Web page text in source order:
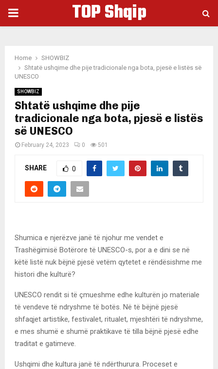
PRIMARY
TOP Shqip
Home
SHOWBIZ
Shtatë ushqime dhe pije tradicionale nga bota, pjesë e listës së
UNESCO
SHOWBIZ
Shtatë ushqime dhe pije
tradicionale nga bota, pjesë e listës
së UNESCO
February 24, 2023 0 501
SHARE 0
Shumica e njerëzve janë të njohur me vendet e
Trashëgimisë Botërore të UNESCO-s, por a e dini se në
këtë listë nuk bëjnë pjesë vetëm qytetet e rëndësishme me
histori dhe kulturë?
UNESCO rendit si të çmueshme edhe kulturën jo materiale
të vendeve të ndryshme të botës. Në të bëjnë pjesë
shfaqjet artistike, festivalet, ritualet, mjeshtëri të ndryshme,
e mes shumë e shumë praktikave të tilla bëjnë pjesë edhe
traditat e gatimeve.
Ushqimi dhe kultura janë të ndërthurura. Proceset e